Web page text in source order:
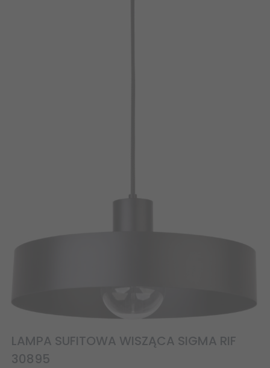
LAMPA SUFITOWA WISZĄCA SIGMA RIF
30895